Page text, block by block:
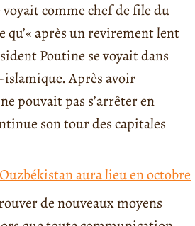
voyait comme chef de file du
après un revirement lent
Poutine se voyait dans
islamique. Après avoir
pouvait pas s’arrêter en
son tour des capitales
aura lieu en octobre
de nouveaux moyens